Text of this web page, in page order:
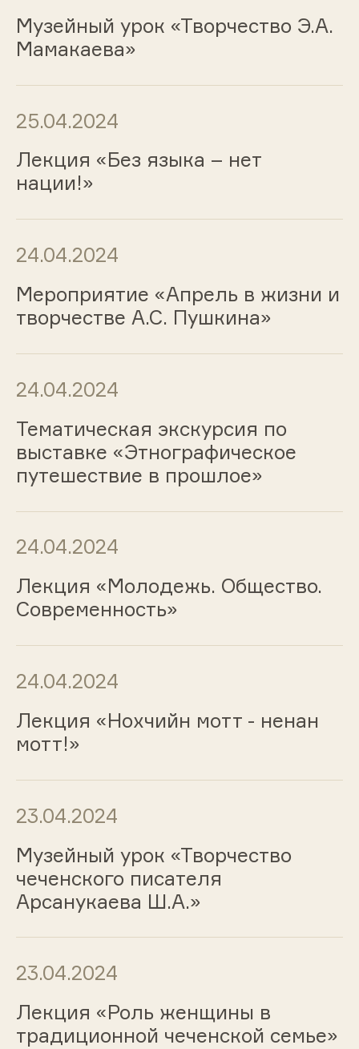
Музейный урок «Творчество Э.А.
Мамакаева»
25.04.2024
Лекция «Без языка – нет
нации!»
24.04.2024
Мероприятие «Апрель в жизни и
творчестве А.С. Пушкина»
24.04.2024
Тематическая экскурсия по
выставке «Этнографическое
путешествие в прошлое»
24.04.2024
Лекция «Молодежь. Общество.
Современность»
24.04.2024
Лекция «Нохчийн мотт - ненан
мотт!»
23.04.2024
Музейный урок «Творчество
чеченского писателя
Арсанукаева Ш.А.»
23.04.2024
Лекция «Роль женщины в
традиционной чеченской семье»